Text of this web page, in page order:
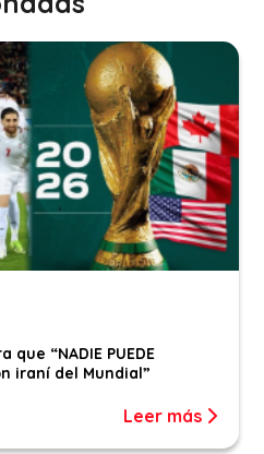
“NADIE PUEDE
iraní del Mundial”
Leer más